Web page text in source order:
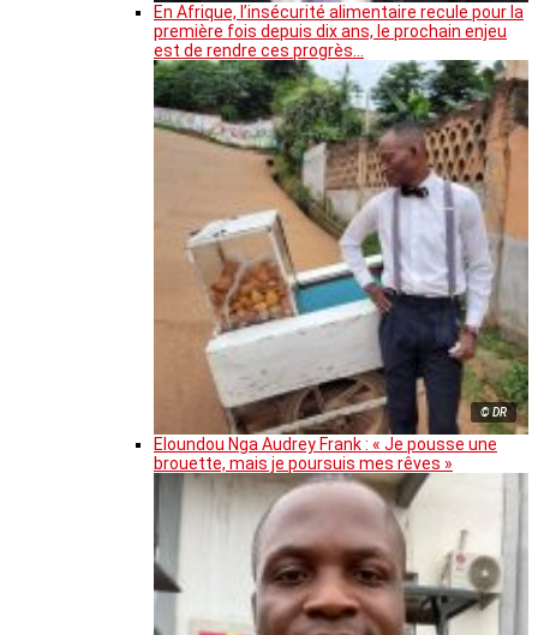
En Afrique, l’insécurité alimentaire recule pour la
première fois depuis dix ans, le prochain enjeu
est de rendre ces progrès…
© DR
Eloundou Nga Audrey Frank : « Je pousse une
brouette, mais je poursuis mes rêves »